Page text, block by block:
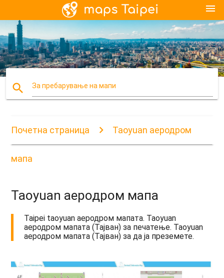
menu
search За пребарување на мапи
Почетна страница Taoyuan аеродром
мапа
Taoyuan аеродром мапа
Taipei taoyuan аеродром мапата. Taoyuan
аеродром мапата (Тајван) за печатење. Taoyuan
аеродром мапата (Тајван) за да ја преземете.